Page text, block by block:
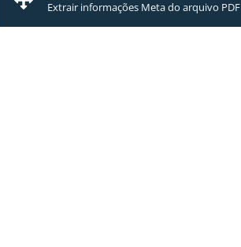
Extrair informações Meta do arquivo PDF